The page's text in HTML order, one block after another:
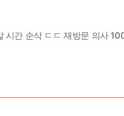
시간 순삭 ㄷㄷ 재방문 의사